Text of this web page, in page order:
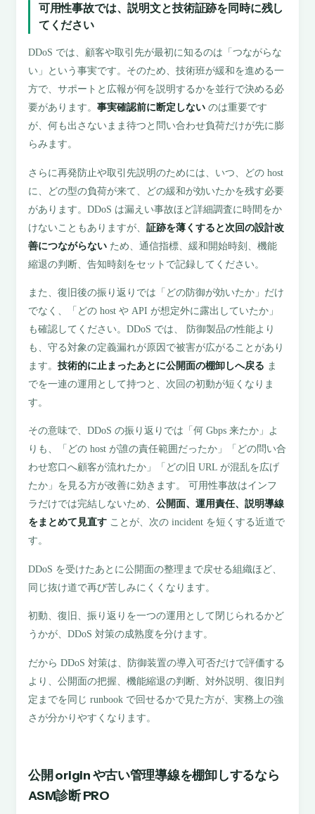
可用性事故では、説明文と技術証跡を同時に残し
てください
DDoS では、顧客や取引先が最初に知るのは「つながらな
い」という事実です。そのため、技術班が緩和を進める一
方で、サポートと広報が何を説明するかを並行で決める必
要があります。事実確認前に断定しない のは重要です
が、何も出さないまま待つと問い合わせ負荷だけが先に膨
らみます。
さらに再発防止や取引先説明のためには、いつ、どの host
に、どの型の負荷が来て、どの緩和が効いたかを残す必要
があります。DDoS は漏えい事故ほど詳細調査に時間をか
けないこともありますが、証跡を薄くすると次回の設計改
善につながらない ため、通信指標、緩和開始時刻、機能
縮退の判断、告知時刻をセットで記録してください。
また、復旧後の振り返りでは「どの防御が効いたか」だけ
でなく、「どの host や API が想定外に露出していたか」
も確認してください。DDoS では、 防御製品の性能より
も、守る対象の定義漏れが原因で被害が広がることがあり
ます。技術的に止まったあとに公開面の棚卸しへ戻る ま
でを一連の運用として持つと、次回の初動が短くなりま
す。
その意味で、DDoS の振り返りでは「何 Gbps 来たか」よ
りも、「どの host が誰の責任範囲だったか」「どの問い合
わせ窓口へ顧客が流れたか」「どの旧 URL が混乱を広げ
たか」を見る方が改善に効きます。 可用性事故はインフ
ラだけでは完結しないため、公開面、運用責任、説明導線
をまとめて見直す ことが、次の incident を短くする近道で
す。
DDoS を受けたあとに公開面の整理まで戻せる組織ほど、
同じ抜け道で再び苦しみにくくなります。
初動、復旧、振り返りを一つの運用として閉じられるかど
うかが、DDoS 対策の成熟度を分けます。
だから DDoS 対策は、防御装置の導入可否だけで評価する
より、公開面の把握、機能縮退の判断、対外説明、復旧判
定までを同じ runbook で回せるかで見た方が、実務上の強
さが分かりやすくなります。
公開 origin や古い管理導線を棚卸しするなら
ASM診断 PRO